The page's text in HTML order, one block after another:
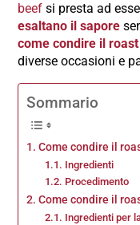
beef si presta ad
esaltano il sapore
come condire il
diverse occasioni e
Sommario
Come condire il
Ingredienti
Procedimento
Come condire il
Ingredienti per